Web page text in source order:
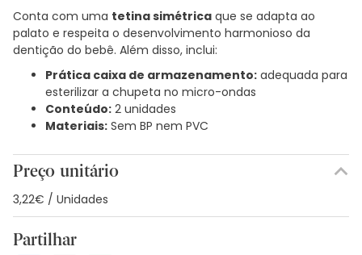
Conta com uma tetina simétrica que se adapta ao
palato e respeita o desenvolvimento harmonioso da
dentição do bebê. Além disso, inclui:
Prática caixa de armazenamento: adequada para
esterilizar a chupeta no micro-ondas
Conteúdo: 2 unidades
Materiais: Sem BP nem PVC
Preço unitário
3,22€ / Unidades
Partilhar